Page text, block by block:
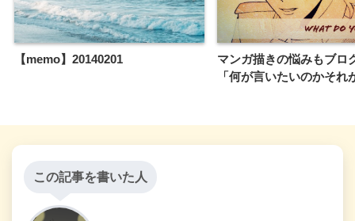
【memo】20140201
マンガ描きの悩みもブロ
「何が言いたいのかそれ
この記事を書いた人